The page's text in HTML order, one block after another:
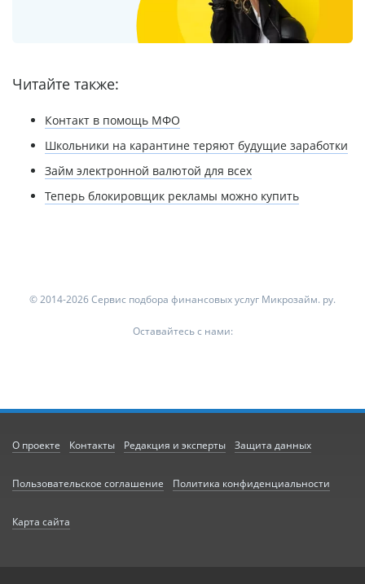
Читайте также:
Контакт в помощь МФО
Школьники на карантине теряют будущие заработки
Займ электронной валютой для всех
Теперь блокировщик рекламы можно купить
© 2014-2026 Сервис подбора финансовых услуг Микрозайм. ру.
Оставайтесь с нами:
О проекте Контакты Редакция и эксперты Защита данных
Пользовательское соглашение Политика конфиденциальности
Карта сайта